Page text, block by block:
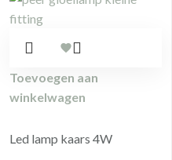
Toevoegen aan
winkelwagen
Led lamp kaars 4W